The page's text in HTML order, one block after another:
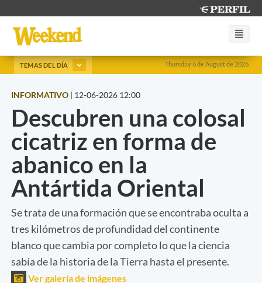
Thursday 6 de August de 2026
TEMAS DEL DÍA
INFORMATIVO | 12-06-2026 12:00
Descubren una colosal
cicatriz en forma de
abanico en la
Antártida Oriental
Se trata de una formación que se encontraba oculta a
tres kilómetros de profundidad del continente
blanco que cambia por completo lo que la ciencia
sabía de la historia de la Tierra hasta el presente.
Ver galería de imágenes